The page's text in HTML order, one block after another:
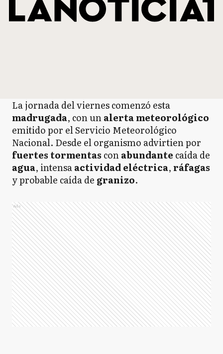
La jornada del viernes comenzó esta
madrugada, con unalertameteorológico
emitido por el Servicio Meteorológico
Nacional. Desde el organismo advirtien por
fuertes tormentas conabundante caída de
agua, intensaactividadeléctrica, ráfagas
y probable caída de granizo.
Ads